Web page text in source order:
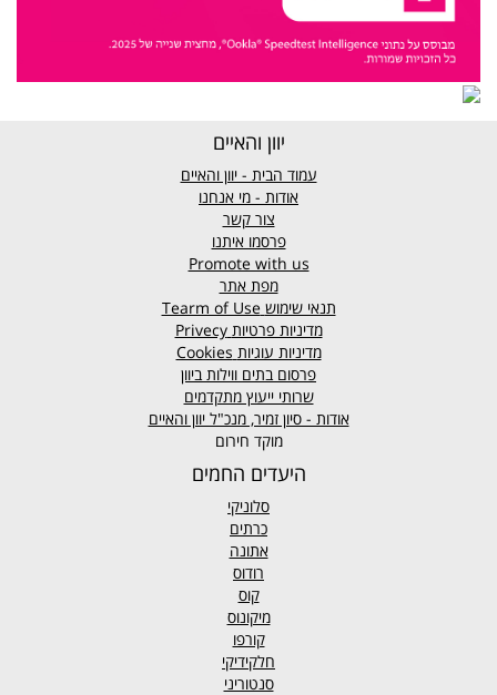
יוון והאיים
עמוד הבית - יוון והאיים
אודות - מי אנחנו
צור קשר
פרסמו איתנו
Promote with us
מפת אתר
תנאי שימוש
מדיניות פרטיות Privecy
מדיניות עוגיות Cookies
פרסום בתים ווילות ביוון
שרותי ייעוץ מתקדמים
אודות - סיון זמיר, מנכ"ל יוון והאיים
מוקד חירום
היעדים החמים
סלוניקי
כרתים
אתונה
רודוס
קוס
מיקונוס
קורפו
חלקידיקי
סנטוריני